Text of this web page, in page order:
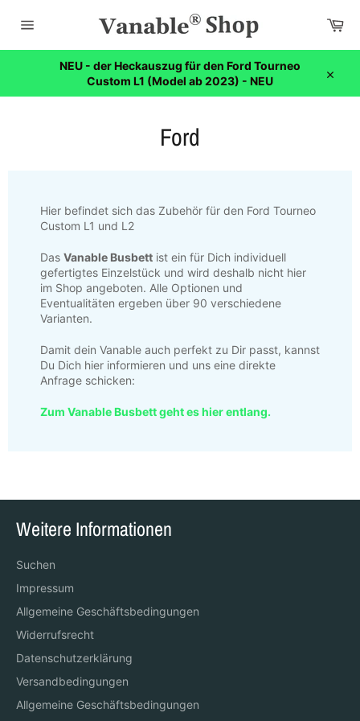
zum
Seitennavigation
NEU - der Heckauszug für den Ford Tourneo
Custom L1 (Model ab 2023) - NEU
Ford
Hier befindet sich das Zubehör für den Ford Tourneo
Custom L1 und L2
Das Vanable Busbett ist ein für Dich individuell
gefertigtes Einzelstück und wird deshalb nicht hier
im Shop angeboten. Alle Optionen und
Eventualitäten ergeben über 90 verschiedene
Varianten.
Damit dein Vanable auch perfekt zu Dir passt, kannst
Du Dich hier informieren und uns eine direkte
Anfrage schicken:
Zum Vanable Busbett geht es hier entlang.
Weitere Informationen
Suchen
Impressum
Allgemeine Geschäftsbedingungen
Widerrufsrecht
Datenschutzerklärung
Versandbedingungen
Allgemeine Geschäftsbedingungen